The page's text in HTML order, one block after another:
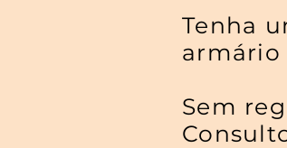
Tenha
armário
Sem